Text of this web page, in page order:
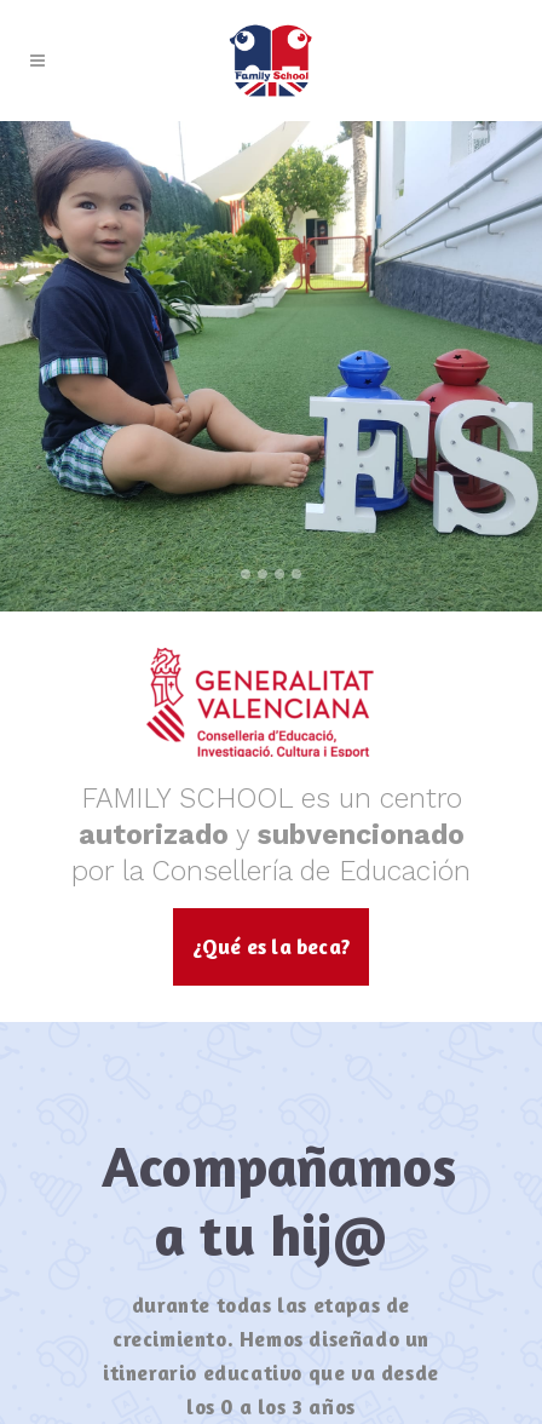
FAMILY SCHOOL es un centro
autorizado y subvencionado
por la Consellería de Educación
¿Qué es la beca?
Acompañamos
a tu hij@
durante todas las etapas de
crecimiento. Hemos diseñado un
itinerario educativo que va desde
los 0 a los 3 años